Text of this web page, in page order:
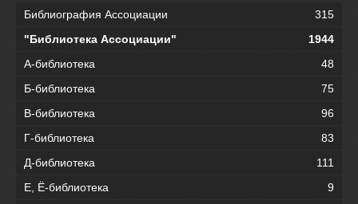
Библиография Ассоциации
315
"Библиотека Ассоциации"
1944
А-библиотека
48
Б-библиотека
75
В-библиотека
96
Г-библиотека
83
Д-библиотека
111
Е, Ё-библиотека
9